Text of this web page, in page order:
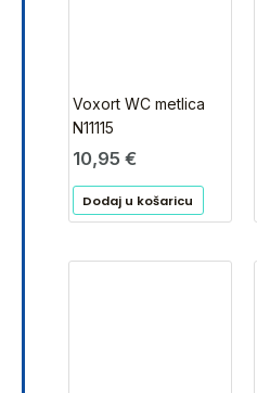
Voxort WC metlica
N11115
10,95 €
Dodaj u košaricu